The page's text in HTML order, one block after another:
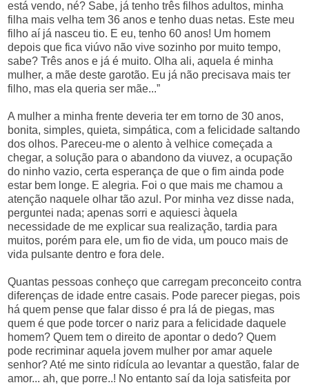
está vendo, né? Sabe, já tenho três filhos adultos, minha
filha mais velha tem 36 anos e tenho duas netas. Este meu
filho aí já nasceu tio. E eu, tenho 60 anos! Um homem
depois que fica viúvo não vive sozinho por muito tempo,
sabe? Três anos e já é muito. Olha ali, aquela é minha
mulher, a mãe deste garotão. Eu já não precisava mais ter
filho, mas ela queria ser mãe...”
A mulher a minha frente deveria ter em torno de 30 anos,
bonita, simples, quieta, simpática, com a felicidade saltando
dos olhos. Pareceu-me o alento à velhice começada a
chegar, a solução para o abandono da viuvez, a ocupação
do ninho vazio, certa esperança de que o fim ainda pode
estar bem longe. E alegria. Foi o que mais me chamou a
atenção naquele olhar tão azul. Por minha vez disse nada,
perguntei nada; apenas sorri e aquiesci àquela
necessidade de me explicar sua realização, tardia para
muitos, porém para ele, um fio de vida, um pouco mais de
vida pulsante dentro e fora dele.
Quantas pessoas conheço que carregam preconceito contra
diferenças de idade entre casais. Pode parecer piegas, pois
há quem pense que falar disso é pra lá de piegas, mas
quem é que pode torcer o nariz para a felicidade daquele
homem? Quem tem o direito de apontar o dedo? Quem
pode recriminar aquela jovem mulher por amar aquele
senhor? Até me sinto ridícula ao levantar a questão, falar de
amor... ah, que porre..! No entanto saí da loja satisfeita por